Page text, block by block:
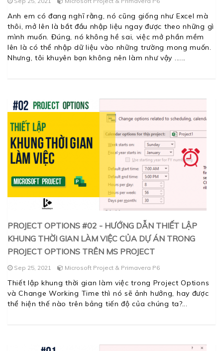
Anh em có đang nghĩ rằng, nó cũng giống như Excel mà
thôi, mở lên là bắt đầu nhập liệu ngay được theo những gì
mình muốn. Đúng, nó không hề sai, việc mở phần mềm
lên là có thể nhập dữ liệu vào những trường mong muốn.
Nhưng, tôi khuyên bạn không nên làm như vậy ...
PROJECT OPTIONS #02 - HƯỚNG DẪN THIẾT LẬP
KHUNG THỜI GIAN LÀM VIỆC CỦA DỰ ÁN TRONG
PROJECT OPTIONS TRÊN MS PROJECT
Sep 25, 2021 Microsoft Project & Primavera P6
Thiết lập khung thời gian làm việc trong Project Options
và Change Working Time thì nó sẽ ảnh hưởng, hay được
thể hiện thế nào trên bảng tiến độ của chúng ta?